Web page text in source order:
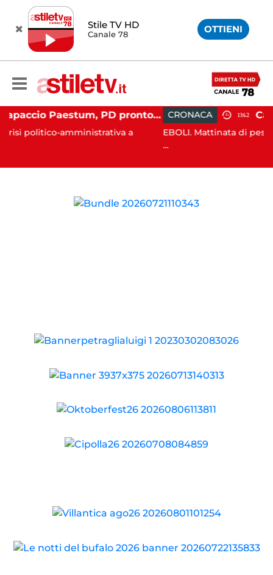
Stile TV HD
Canale 78 OTTIENI
Capaccio Paestum, PD pronto ad una nuova stagione politica: "È il momento del confronto"
amministrativa a
CRONACA 13:42
EBOLI. Mattinata di pesanti